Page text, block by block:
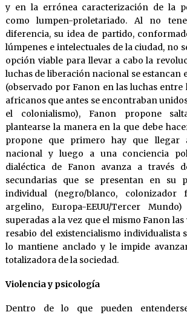
y en la errónea caracterización de la
como lumpen-proletariado. Al no
diferencia, su idea de partido,
lúmpenes e intelectuales de la ciudad, no
opción viable para llevar a cabo la
luchas de liberación nacional se estancan
(observado por Fanon en las luchas entre
africanos que antes se encontraban
el colonialismo), Fanon propone
plantearse la manera en la que debe
propone que primero hay que llegar
nacional y luego a una conciencia
dialéctica de Fanon avanza a través
secundarias que se presentan en su
individual (negro/blanco, colonizador
argelino, Europa-EEUU/Tercer
superadas a la vez que el mismo Fanon
resabio del existencialismo individualista
lo mantiene anclado y le impide
totalizadora de la sociedad.
Violencia y psicología
Dentro de lo que pueden